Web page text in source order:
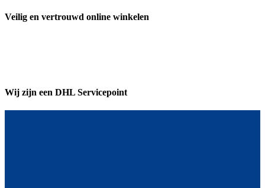
Veilig en vertrouwd online winkelen
Wij zijn een DHL Servicepoint